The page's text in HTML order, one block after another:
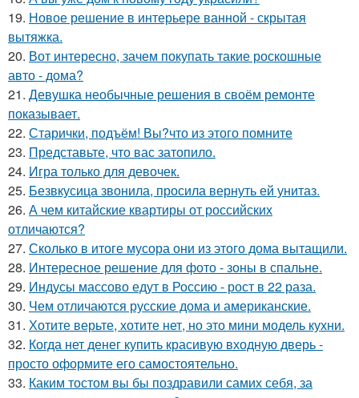
19. Новое решение в интерьере ванной - скрытая
вытяжка.
20. Вот интересно, зачем покупать такие роскошные
авто - дома?
21. Девушка необычные решения в своём ремонте
показывает.
22. Старички, подъём! Вы?что из этого помните
23. Представьте, что вас затопило.
24. Игра только для девочек.
25. Безвкусица звонила, просила вернуть ей унитаз.
26. А чем китайские квартиры от российских
отличаются?
27. Сколько в итоге мусора они из этого дома вытащили.
28. Интересное решение для фото - зоны в спальне.
29. Индусы массово едут в Россию - рост в 22 раза.
30. Чем отличаются русские дома и американские.
31. Хотите верьте, хотите нет, но это мини модель кухни.
32. Когда нет денег купить красивую входную дверь -
просто оформите его самостоятельно.
33. Каким тостом вы бы поздравили самих себя, за